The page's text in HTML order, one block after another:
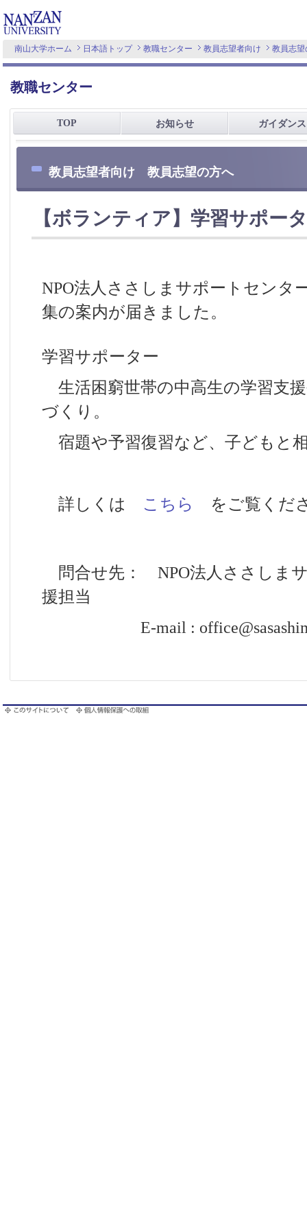
南山大学ホーム 日本語トップ 教職センター 教員志望者向け 教員志望
教職センター
TOP お知らせ ガイダンス
教員志望者向け 教員志望の方へ
【ボランティア】学習サポー
NPO法人ささしまサポートセンタ
集の案内が届きました。
学習サポーター
生活困窮世帯の中高生の学習支
づくり。
宿題や予習復習など、子どもと
詳しくは こちら をご覧くだ
問合せ先： NPO法人ささしま
援担当
E-mail :